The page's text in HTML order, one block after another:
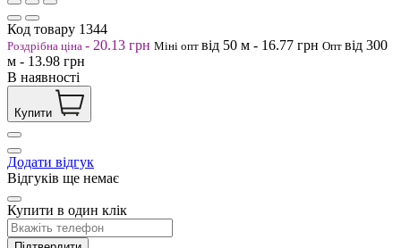
Код товару 1344
Роздрібна ціна - 20.13 грн Міні опт від 50 м - 16.77 грн Опт від 300
м - 13.98 грн
В наявності
Купити
Додати відгук
Відгуків ще немає
Купити в один клік